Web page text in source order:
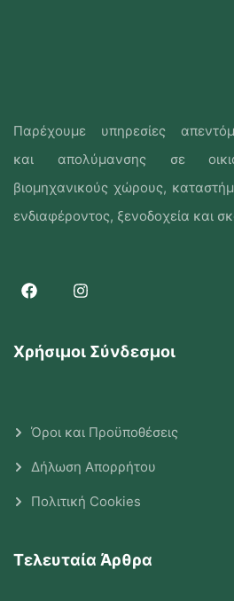
Παρέχουμε υπηρεσίες
και απολύμανσης σε
βιομηχανικούς χώρους,
ενδιαφέροντος, ξενοδοχεία και
Χρήσιμοι Σύνδεσμοι
Όροι και Προϋποθέσεις
Δήλωση Απορρήτου
Πολιτική Cookies
Τελευταία Άρθρα